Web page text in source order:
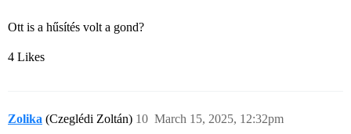
Ott is a hűsítés volt a gond?
4 Likes
Zolika (Czeglédi Zoltán) March 15, 2025, 12:32pm
10